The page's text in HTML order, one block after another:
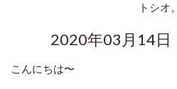
トシオ。
2020年03月14
こんにちは〜